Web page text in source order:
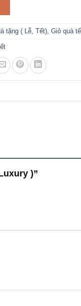
tặng ( Lễ, Tết) Giỏ quà
)”